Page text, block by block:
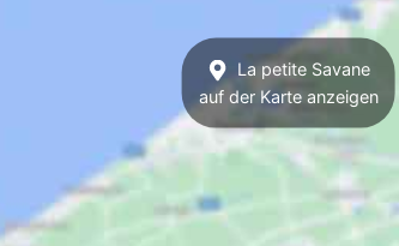
La petite Savane
auf der Karte anzeigen